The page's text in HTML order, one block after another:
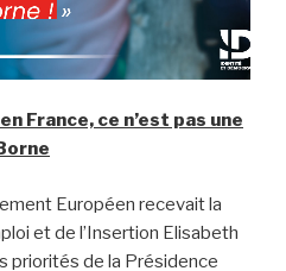
France, ce n’est pas une
Européen recevait la
et de l’Insertion Elisabeth
priorités de la Présidence